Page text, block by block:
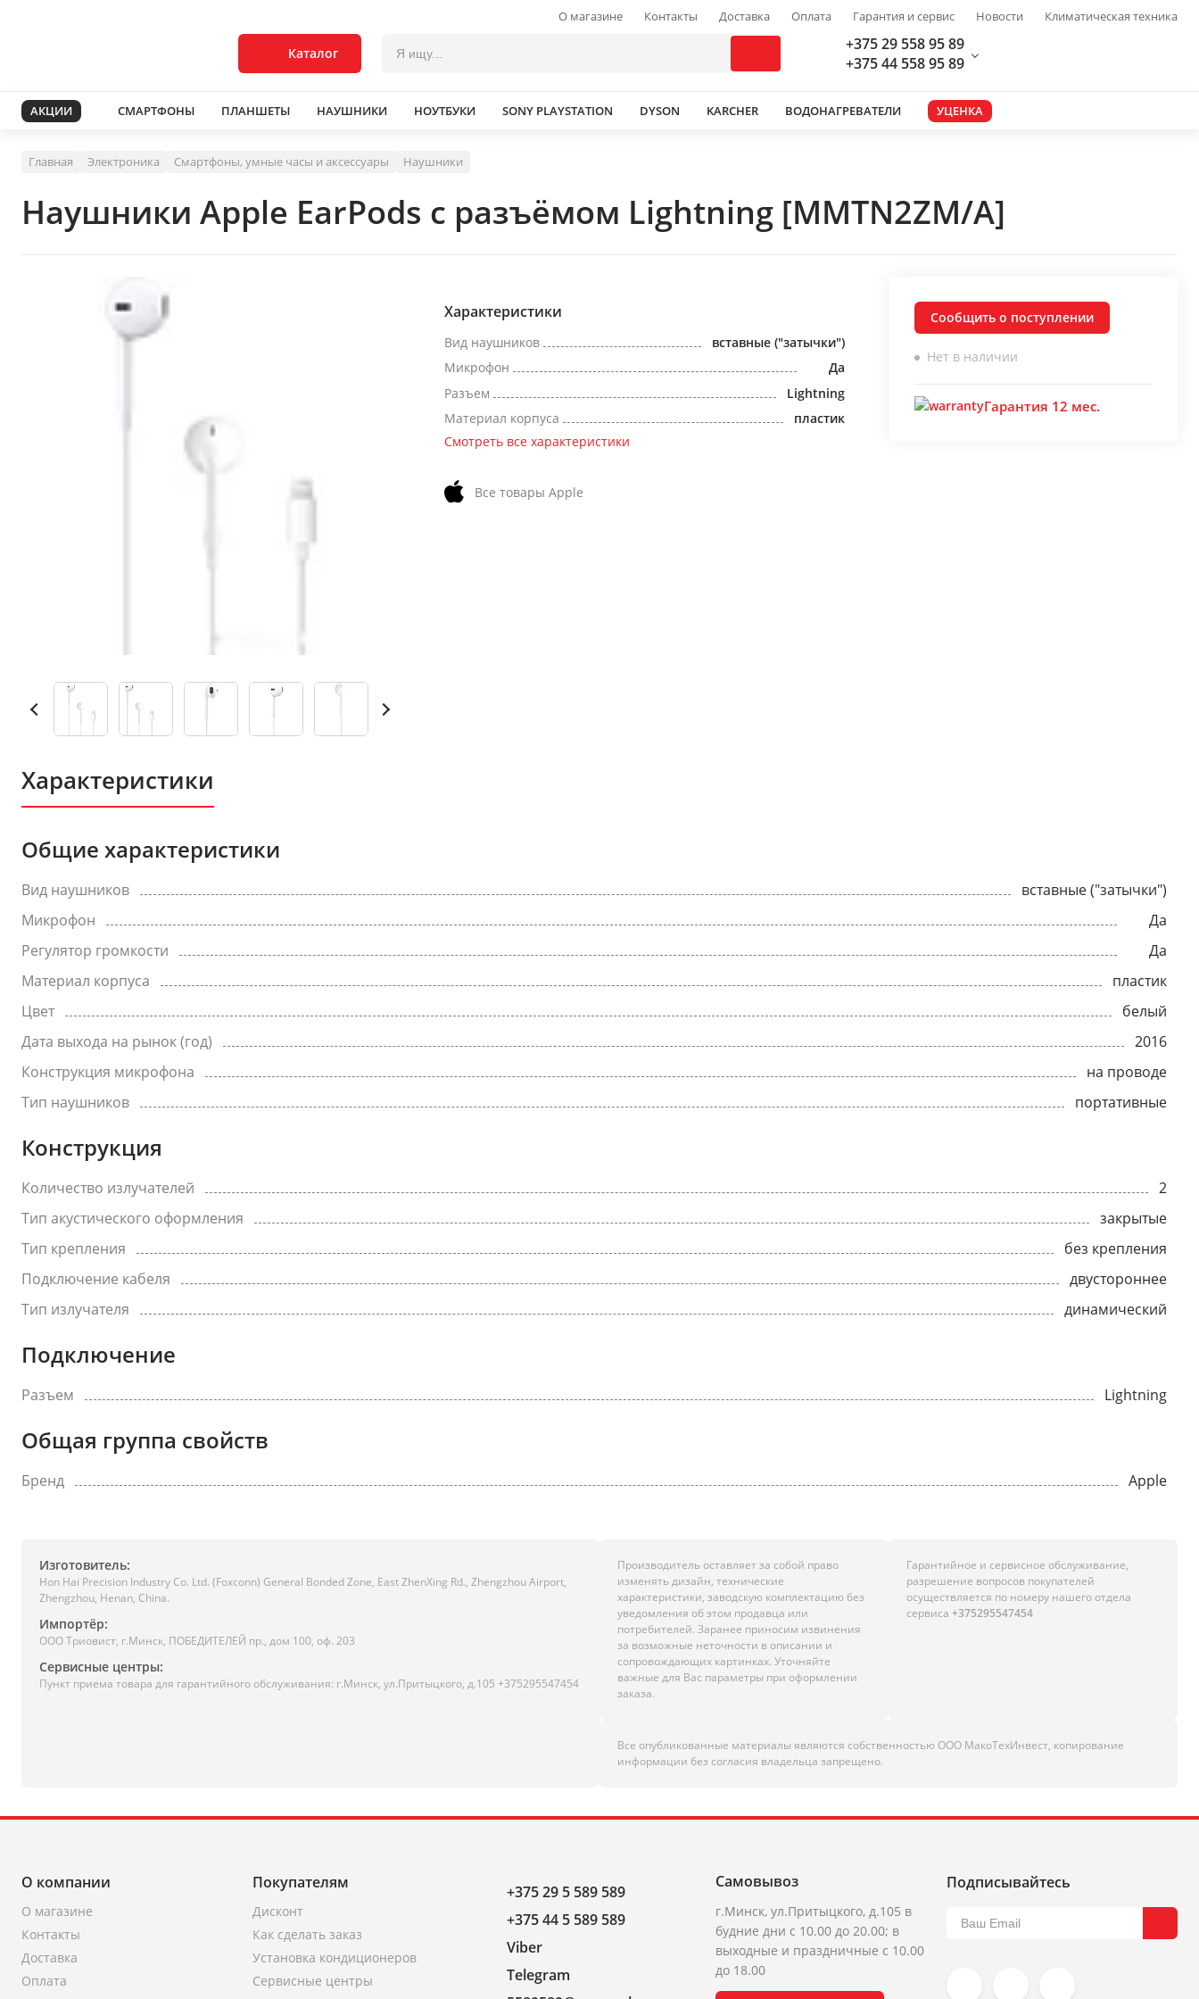
О магазине Контакты Доставка Оплата Гарантия и сервис Новости Климатическая техника
Каталог
+375 29 558 95 89
+375 44 558 95 89
АКЦИИ СМАРТФОНЫ ПЛАНШЕТЫ НАУШНИКИ НОУТБУКИ SONY PLAYSTATION DYSON KARCHER ВОДОНАГРЕВАТЕЛИ УЦЕНКА
Главная Электроника Смартфоны, умные часы и аксессуары Наушники
Наушники Apple EarPods с разъёмом Lightning [MMTN2ZM/A]
Характеристики
Вид наушников
вставные ("затычки")
Микрофон
Да
Разъем
Lightning
Материал корпуса
пластик
Смотреть все характеристики
Все товары Apple
Сообщить о поступлении
Нет в наличии
Гарантия 12 мес.
Характеристики
Общие характеристики
Вид наушников
вставные ("затычки")
Микрофон
Да
Регулятор громкости
Да
Материал корпуса
пластик
Цвет
белый
Дата выхода на рынок (год)
2016
Конструкция микрофона
на проводе
Тип наушников
портативные
Конструкция
Количество излучателей
2
Тип акустического оформления
закрытые
Тип крепления
без крепления
Подключение кабеля
двустороннее
Тип излучателя
динамический
Подключение
Разъем Lightning
Общая группа свойств
Бренд Apple
Изготовитель:
Hon Hai Precision Industry Co. Ltd. (Foxconn) General Bonded Zone, East ZhenXing Rd., Zhengzhou Airport,
Zhengzhou, Henan, China.
Импортёр:
ООО Триовист, г.Минск, ПОБЕДИТЕЛЕЙ пр., дом 100, оф. 203
Сервисные центры:
Пункт приема товара для гарантийного обслуживания: г.Минск, ул.Притыцкого, д.105 +375295547454
Производитель оставляет за собой право
изменять дизайн, технические
характеристики, заводскую комплектацию без
уведомления об этом продавца или
потребителей. Заранее приносим извинения
за возможные неточности в описании и
сопровождающих картинках. Уточняйте
важные для Вас параметры при оформлении
заказа.
Гарантийное и сервисное обслуживание,
разрешение вопросов покупателей
осуществляется по номеру нашего отдела
сервиса +375295547454
Все опубликованные материалы являются собственностью ООО МакоТехИнвест, копирование
информации без согласия владельца запрещено.
О компании
О магазине
Контакты
Доставка
Оплата
Покупателям
Дисконт
Как сделать заказ
Установка кондиционеров
Сервисные центры
+375 29 5 589 589
+375 44 5 589 589
Viber
Telegram
Самовывоз
г.Минск, ул.Притыцкого, д.105 в
будние дни с 10.00 до 20.00; в
выходные и праздничные с 10.00
до 18.00
Подписывайтесь